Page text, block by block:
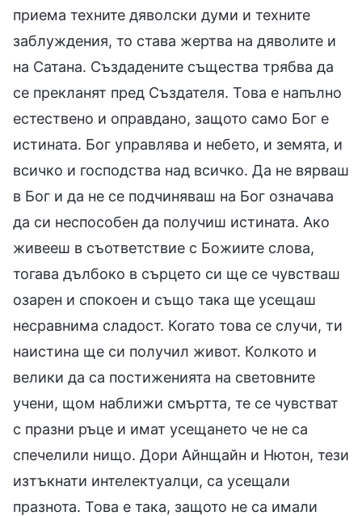
приема техните дяволски думи и техните
заблуждения, то става жертва на дяволите и
на Сатана. Създадените същества трябва да
се прекланят пред Създателя. Това е напълно
естествено и оправдано, защото само Бог е
истината. Бог управлява и небето, и земята, и
всичко и господства над всичко. Да не вярваш
в Бог и да не се подчиняваш на Бог означава
да си неспособен да получиш истината. Ако
живееш в съответствие с Божиите слова,
тогава дълбоко в сърцето си ще се чувстваш
озарен и спокоен и също така ще усещаш
несравнима сладост. Когато това се случи, ти
наистина ще си получил живот. Колкото и
велики да са постиженията на световните
учени, щом наближи смъртта, те се чувстват
с празни ръце и имат усещането че не са
спечелили нищо. Дори Айнщайн и Нютон, тези
изтъкнати интелектуалци, са усещали
празнота. Това е така, защото не са имали